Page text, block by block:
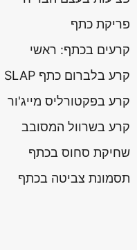
פריקת כתף
קרעים בכתף: ראשי
קרע בלברום כתף SLAP
קרע בפקטורליס מייג'ור
קרע בשרוול המסובב
שחיקת סחוס בכתף
תסמונת צביטה בכתף